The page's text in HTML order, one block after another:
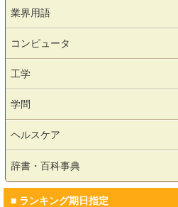
業界用語
コンピュータ
工学
学問
ヘルスケア
辞書・百科事典
■ ランキング期日指定